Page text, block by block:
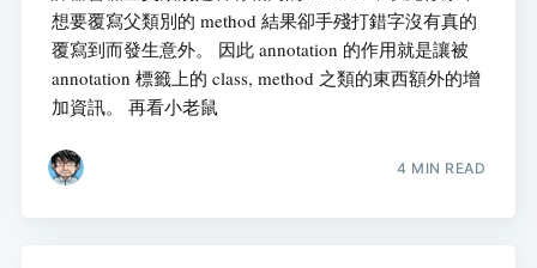
想要覆寫父類別的 method 結果卻手殘打錯字沒有真的
覆寫到而發生意外。 因此 annotation 的作用就是讓被
annotation 標籤上的 class, method 之類的東西額外的增
加資訊。 再看小老鼠
4 MIN READ